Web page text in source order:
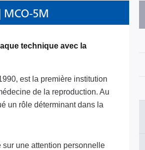
5M
technique avec la
est la première institution
de la reproduction. Au
un rôle déterminant dans la
une attention personnelle